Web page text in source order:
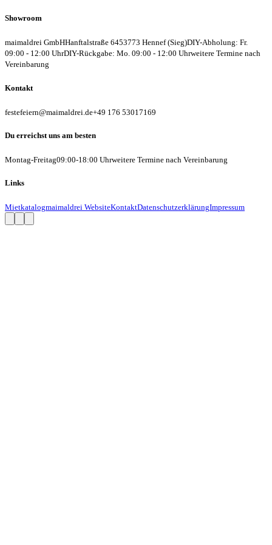
Showroom
maimaldrei GmbHHanftalstraße 6453773 Hennef (Sieg)DIY-Abholung: Fr.
09:00 - 12:00 UhrDIY-Rückgabe: Mo. 09:00 - 12:00 Uhrweitere Termine nach
Vereinbarung
Kontakt
festefeiern@maimaldrei.de+49 176 53017169
Du erreichst uns am besten
Montag-Freitag09:00-18:00 Uhrweitere Termine nach Vereinbarung
Links
Mietkatalogmaimaldrei WebsiteKontaktDatenschutzerklärungImpressum